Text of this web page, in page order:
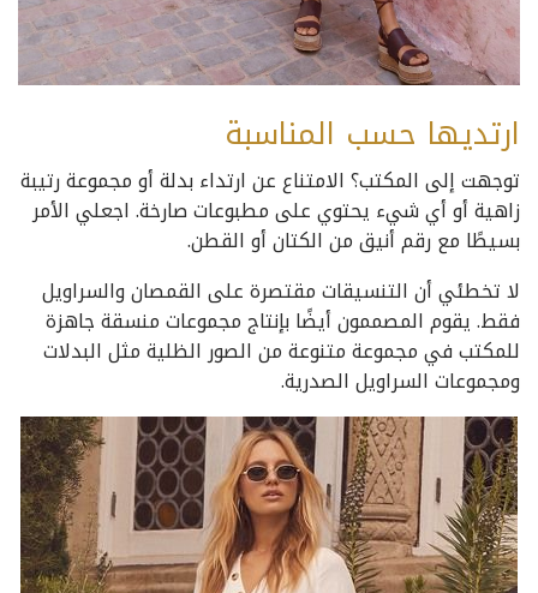
ارتديها حسب المناسبة
توجهت إلى المكتب؟ الامتناع عن ارتداء بدلة أو مجموعة رتيبة
زاهية أو أي شيء يحتوي على مطبوعات صارخة. اجعلي الأمر
بسيطًا مع رقم أنيق من الكتان أو القطن.
لا تخطئي أن التنسيقات مقتصرة على القمصان والسراويل
فقط. يقوم المصممون أيضًا بإنتاج مجموعات منسقة جاهزة
للمكتب في مجموعة متنوعة من الصور الظلية مثل البدلات
ومجموعات السراويل الصدرية.